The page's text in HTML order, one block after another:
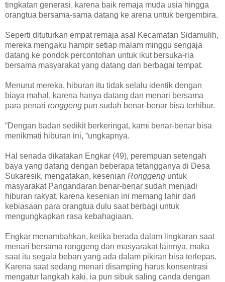
tingkatan generasi, karena baik remaja muda usia hingga
orangtua bersama-sama datang ke arena untuk bergembira.
Seperti dituturkan empat remaja asal Kecamatan Sidamulih,
mereka mengaku hampir setiap malam minggu sengaja
datang ke pondok percontohan untuk ikut bersuka-ria
bersama masyarakat yang datang dari berbagai tempat.
Menurut mereka, hiburan itu tidak selalu identik dengan
biaya mahal, karena hanya datang dan menari bersama
para penari ronggeng pun sudah benar-benar bisa terhibur.
“Dengan badan sedikit berkeringat, kami benar-benar bisa
menikmati hiburan ini, “ungkapnya.
Hal senada dikatakan Engkar (49), perempuan setengah
baya yang datang dengan beberapa tetangganya di Desa
Sukaresik, mengatakan, kesenian Ronggeng untuk
masyarakat Pangandaran benar-benar sudah menjadi
hiburan rakyat, karena kesenian ini memang lahir dari
kebiasaan para orangtua dulu saat berbagi untuk
mengungkapkan rasa kebahagiaan.
Engkar menambahkan, ketika berada dalam lingkaran saat
menari bersama ronggeng dan masyarakat lainnya, maka
saat itu segala beban yang ada dalam pikiran bisa terlepas.
Karena saat sedang menari disamping harus konsentrasi
mengatur langkah kaki, ia pun sibuk saling canda dengan